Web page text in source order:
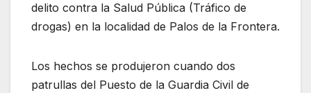
delito contra la Salud Pública (Tráfico de
drogas) en la localidad de Palos de la Frontera.
Los hechos se produjeron cuando dos
patrullas del Puesto de la Guardia Civil de